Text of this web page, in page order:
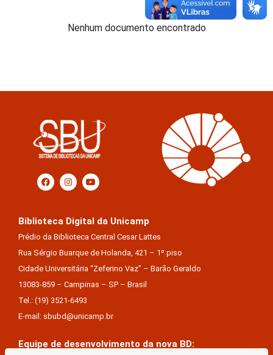
Nenhum documento encontrado
Biblioteca Digital da Unicamp
Prédio da Biblioteca Central Cesar Lattes
Rua Sérgio Buarque de Holanda, 421 – 1º piso
Cidade Universitária “Zeferino Vaz” – Barão Geraldo
13083-859 – Campinas – SP – Brasil
Tel.: (19) 3521-6493
E-mail: sbubd@unicamp.br
Equipe de desenvolvimento da nova BD: